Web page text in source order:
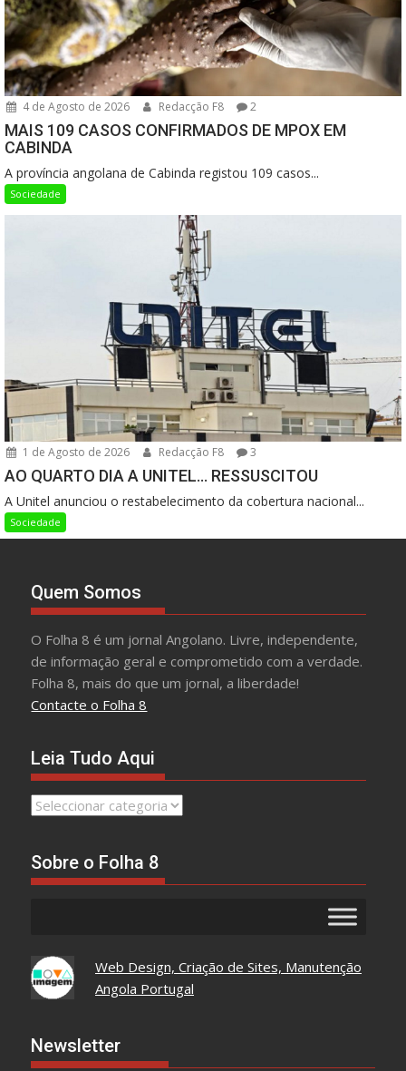
4 de Agosto de 2026 Redacção F8 2
MAIS 109 CASOS CONFIRMADOS DE MPOX EM
CABINDA
A província angolana de Cabinda registou 109 casos...
Sociedade
1 de Agosto de 2026 Redacção F8 3
AO QUARTO DIA A UNITEL… RESSUSCITOU
A Unitel anunciou o restabelecimento da cobertura nacional...
Sociedade
Quem Somos
O Folha 8 é um jornal Angolano. Livre, independente,
de informação geral e comprometido com a verdade.
Folha 8, mais do que um jornal, a liberdade!
Contacte o Folha 8
Leia Tudo Aqui
Leia
Sobre o Folha 8
Web Design, Criação de Sites, Manutenção
Angola Portugal
Newsletter